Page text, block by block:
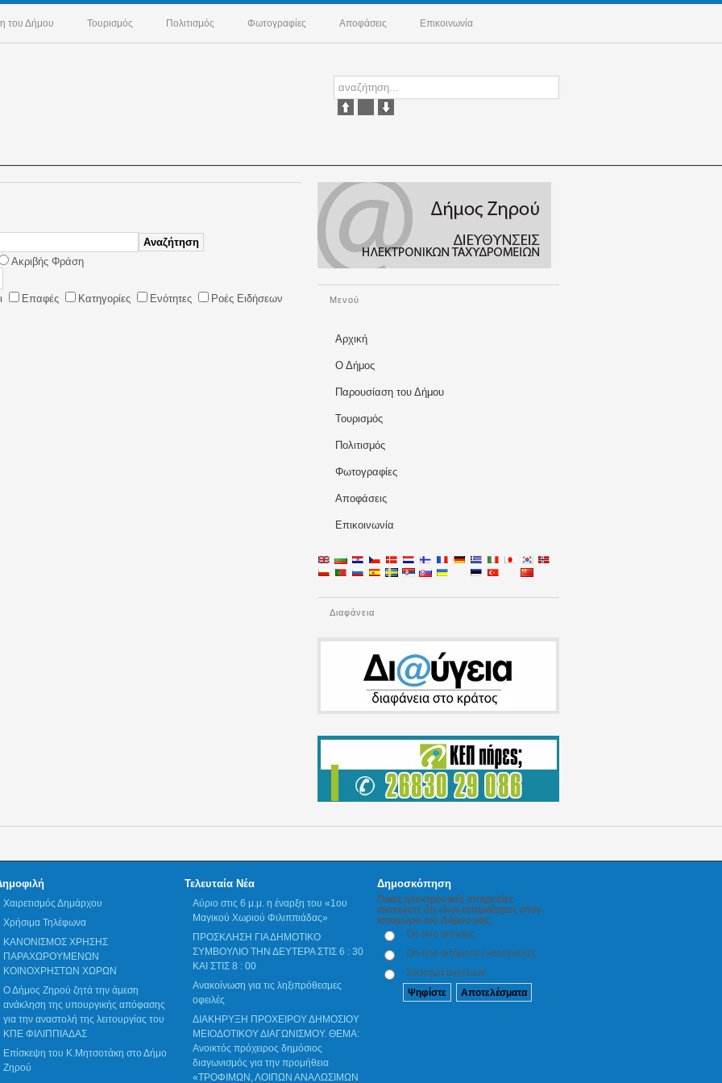
του Δήμου Τουρισμός Πολιτισμός Φωτογραφίες Αποφάσεις Επικοινωνία
Αναζήτηση
Ακριβής Φράση
Επαφές Κατηγορίες Ενότητες Ροές Ειδήσεων Μενού
Αρχική
Ο Δήμος
Παρουσίαση του Δήμου
Τουρισμός
Πολιτισμός
Φωτογραφίες
Αποφάσεις
Επικοινωνία
Διαφάνεια
Χαιρετισμός Δημάρχου
Χρήσιμα Τηλέφωνα
ΚΑΝΟΝΙΣΜΟΣ ΧΡΗΣΗΣ
ΠΑΡΑΧΩΡΟΥΜΕΝΩΝ
ΚΟΙΝΟΧΡΗΣΤΩΝ ΧΩΡΩΝ
Ο Δήμος Ζηρού ζητά την άμεση
ανάκληση της υπουργικής απόφασης
για την αναστολή της λειτουργίας του
ΚΠΕ ΦΙΛΙΠΠΙΑΔΑΣ
Επίσκεψη του Κ.Μητσοτάκη στο Δήμο
Ζηρού
Τελευταία Νέα
Αύριο στις 6 μ.μ. η έναρξη του «1ου
Μαγικού Χωριού Φιλιππιάδας»
ΠΡΟΣΚΛΗΣΗ ΓΙΑ ΔΗΜΟΤΙΚΟ
ΣΥΜΒΟΥΛΙΟ ΤΗΝ ΔΕΥΤΕΡΑ ΣΤΙΣ 6 : 30
ΚΑΙ ΣΤΙΣ 8 : 00
Ανακοίνωση για τις ληξιπρόθεσμες
οφειλές
ΔΙΑΚΗΡΥΞΗ ΠΡΟΧΕΙΡΟΥ ΔΗΜΟΣΙΟΥ
ΜΕΙΟΔΟΤΙΚΟΥ ΔΙΑΓΩΝΙΣΜΟΥ. ΘΕΜΑ:
Ανοικτός πρόχειρος δημόσιος
διαγωνισμός για την προμήθεια
«ΤΡΟΦΙΜΩΝ, ΛΟΙΠΩΝ ΑΝΑΛΩΣΙΜΩΝ
Δημοσκόπηση
Ποιες ηλεκτρονικές υπηρεσίες
πιστεύετε ότι είναι απαραίτητες στον
ιστοχώρο του Δήμου μας;
On-line αιτήσεις
On-line αιτήματα / καταγγελίες
Σύστημα αγγελιών